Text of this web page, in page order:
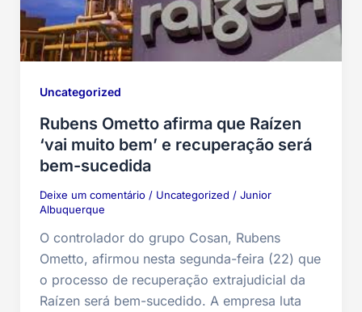
Uncategorized
Rubens Ometto afirma que Raízen
‘vai muito bem’ e recuperação será
bem-sucedida
Deixe um comentário / Uncategorized / Junior
Albuquerque
O controlador do grupo Cosan, Rubens
Ometto, afirmou nesta segunda-feira (22) que
o processo de recuperação extrajudicial da
Raízen será bem-sucedido. A empresa luta